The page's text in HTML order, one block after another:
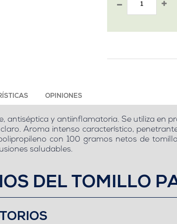
OPINIONES
antiséptica y antiinflamatoria. Se utiliza en
Aroma intenso característico,
con 100 gramos netos de
saludables.
DEL TOMILLO